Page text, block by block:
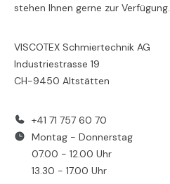
stehen Ihnen gerne zur Verfügung.
VISCOTEX Schmiertechnik AG
Industriestrasse 19
CH-9450 Altstätten
+41 71 757 60 70
Montag - Donnerstag
07.00 - 12.00 Uhr
13.30 - 17.00 Uhr